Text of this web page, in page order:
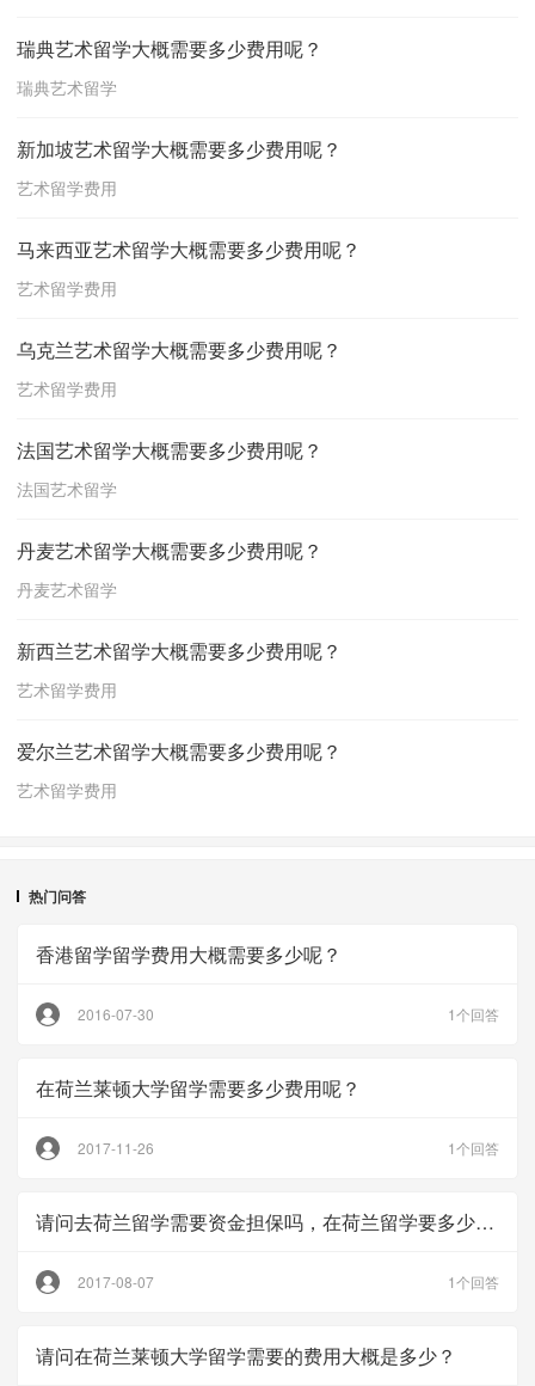
瑞典艺术留学大概需要多少费用呢？
瑞典艺术留学
新加坡艺术留学大概需要多少费用呢？
艺术留学费用
马来西亚艺术留学大概需要多少费用呢？
艺术留学费用
乌克兰艺术留学大概需要多少费用呢？
艺术留学费用
法国艺术留学大概需要多少费用呢？
法国艺术留学
丹麦艺术留学大概需要多少费用呢？
丹麦艺术留学
新西兰艺术留学大概需要多少费用呢？
艺术留学费用
爱尔兰艺术留学大概需要多少费用呢？
艺术留学费用
热门问答
香港留学留学费用大概需要多少呢？
2016-07-30 1个回答
在荷兰莱顿大学留学需要多少费用呢？
2017-11-26 1个回答
请问去荷兰留学需要资金担保吗，在荷兰留学要多少费用呢？
2017-08-07 1个回答
请问在荷兰莱顿大学留学需要的费用大概是多少？